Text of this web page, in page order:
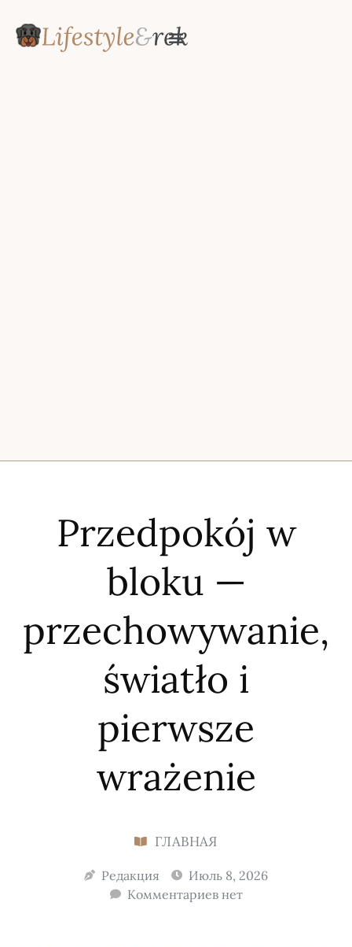
Przedpokój w
bloku —
przechowywanie,
światło i
pierwsze
wrażenie
ГЛАВНАЯ
Редакция
Июль 8, 2026
Комментариев нет